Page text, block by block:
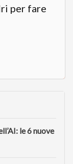
per fare
le 6 nuove